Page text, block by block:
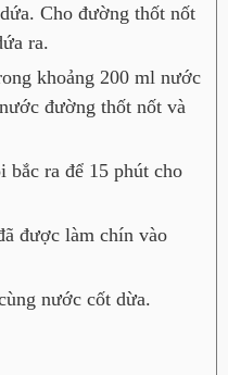
Cho đường thốt nốt
ra.
khoảng 200 ml nước
đường thốt nốt và
ra để 15 phút cho
được làm chín vào
nước cốt dừa.